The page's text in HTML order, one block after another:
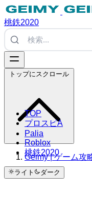
桃鉄2020
TOP
プロスピA
Palia
Roblox
桃鉄2020
ライト ダーク
トップにスクロール
Geimy | ゲーム攻